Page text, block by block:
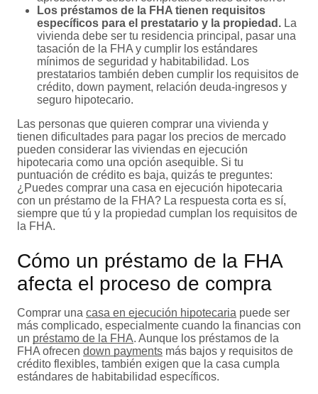
Los préstamos de la FHA tienen requisitos
específicos para el prestatario y la propiedad. La
vivienda debe ser tu residencia principal, pasar una
tasación de la FHA y cumplir los estándares
mínimos de seguridad y habitabilidad. Los
prestatarios también deben cumplir los requisitos de
crédito, down payment, relación deuda-ingresos y
seguro hipotecario.
Las personas que quieren comprar una vivienda y
tienen dificultades para pagar los precios de mercado
pueden considerar las viviendas en ejecución
hipotecaria como una opción asequible. Si tu
puntuación de crédito es baja, quizás te preguntes:
¿Puedes comprar una casa en ejecución hipotecaria
con un préstamo de la FHA? La respuesta corta es sí,
siempre que tú y la propiedad cumplan los requisitos de
la FHA.
Cómo un préstamo de la FHA
afecta el proceso de compra
Comprar una casa en ejecución hipotecaria puede ser
más complicado, especialmente cuando la financias con
un préstamo de la FHA. Aunque los préstamos de la
FHA ofrecen down payments más bajos y requisitos de
crédito flexibles, también exigen que la casa cumpla
estándares de habitabilidad específicos.